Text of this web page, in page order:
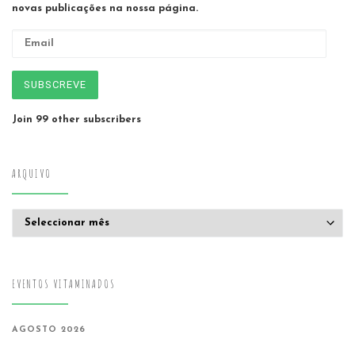
novas publicações na nossa página.
SUBSCREVE
Join 99 other subscribers
ARQUIVO
EVENTOS VITAMINADOS
AGOSTO 2026